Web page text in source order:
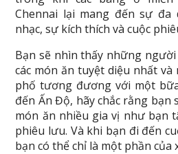
Chennai lại mang đến sự đa
nhạc, sự kích thích và cuộc
Bạn sẽ nhìn thấy những
các món ăn tuyệt diệu nhất
phố tương đương với một
đến Ấn Độ, hãy chắc rằng
món ăn nhiều gia vị như bạn
phiêu lưu. Và khi bạn đi đến
bạn có thể chỉ là một phần của